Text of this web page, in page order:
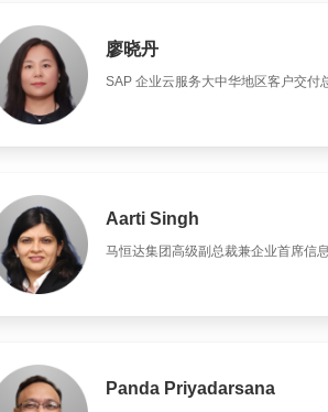
廖晓丹
SAP 企业云服务大中华地区客户交付
Aarti Singh
马恒达集团高级副总裁兼企业首席信
Panda Priyadarsana